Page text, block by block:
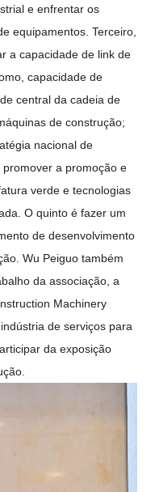
e enfrentar os
equipamentos. Terceiro,
a capacidade de link de
capacidade de
central da cadeia de
de construção;
nacional de
a promoção e
verde e tecnologias
O quinto é fazer um
de desenvolvimento
Wu Peiguo também
da associação, a
Machinery
de serviços para
da exposição